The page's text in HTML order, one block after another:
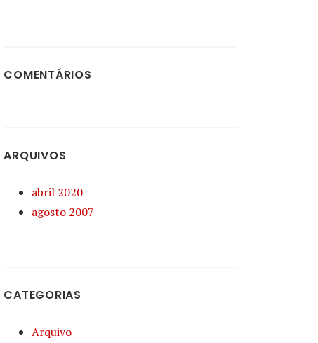
COMENTÁRIOS
ARQUIVOS
abril 2020
agosto 2007
CATEGORIAS
Arquivo